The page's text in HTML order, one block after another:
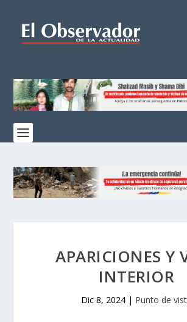
APARICIONES Y
INTERIOR
Dic 8, 2024 | Punto de